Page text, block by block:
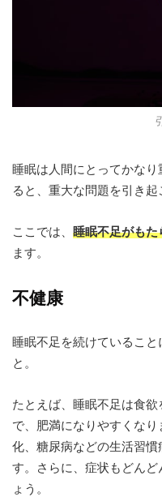
睡眠は人間にとってかな
ると、重大な問題を引き起
ここでは、 睡眠不足がも
ます。
不健康
睡眠不足を続けているこ
と。
たとえば、睡眠不足は食
で、肥満になりやすくな
化、糖尿病などの生活習
す。さらに、症状もどん
ょう。